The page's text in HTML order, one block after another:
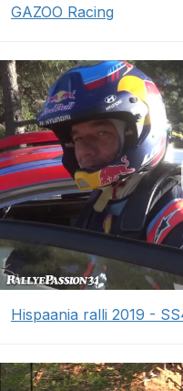
GAZOO Racing
Hispaania ralli 2019 -